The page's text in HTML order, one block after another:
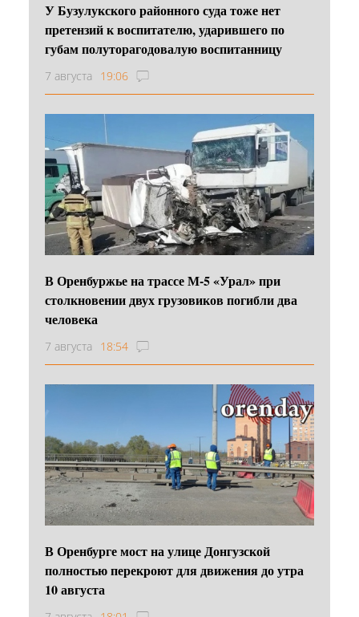
У Бузулукского районного суда тоже нет
претензий к воспитателю, ударившего по
губам полуторагодовалую воспитанницу
7 августа 19:06
В Оренбуржье на трассе М-5 «Урал» при
столкновении двух грузовиков погибли два
человека
7 августа 18:54
В Оренбурге мост на улице Донгузской
полностью перекроют для движения до утра
10 августа